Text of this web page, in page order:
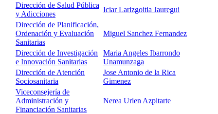
Dirección de Salud Pública
y Adicciones
Iciar Larizgoitia Jauregui
Dirección de Planificación,
Ordenación y Evaluación
Sanitarias
Miguel Sanchez Fernandez
Dirección de Investigación
e Innovación Sanitarias
Maria Angeles Ibarrondo
Unamunzaga
Dirección de Atención
Sociosanitaria
Jose Antonio de la Rica
Gimenez
Viceconsejería de
Administración y
Financiación Sanitarias
Nerea Urien Azpitarte